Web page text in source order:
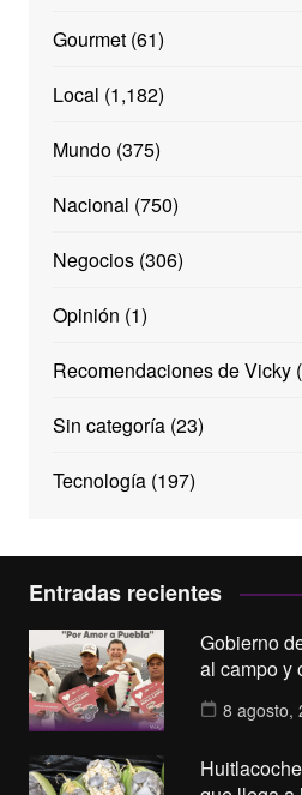
Gourmet(61)
Local (1,182)
Mundo(375)
Nacional (750)
Negocios(306)
Opinión (1)
Recomendaciones de Vicky
Sin categoría(23)
Tecnología(197)
Entradas recientes
Gobierno
al campo y
8 agosto,